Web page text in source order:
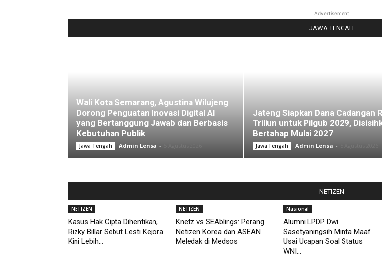
Advertisement
JAWA TENGAH
Wali Kota Semarang, Agustina Wilujeng
Dorong Penguatan Inovasi Digital AI
yang Bertanggung Jawab dan Berbasis
Kebutuhan Publik
Jawa Tengah Admin Lensa -
Jateng Siapkan Dana Cadangan
Triliun untuk Pilgub 2029,
Bertahap Mulai 2027
Jawa Tengah Admin Lensa -
NETIZEN
NETIZEN
Kasus Hak Cipta Dihentikan,
Rizky Billar Sebut Lesti Kejora
Kini Lebih...
NETIZEN
Knetz vs SEAblings: Perang
Netizen Korea dan ASEAN
Meledak di Medsos
Nasional
Alumni LPDP Dwi
Sasetyaningsih Minta Maaf
Usai Ucapan Soal Status
WNI...